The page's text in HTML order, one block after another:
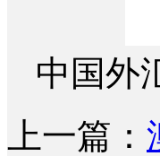
中国外
上一篇：